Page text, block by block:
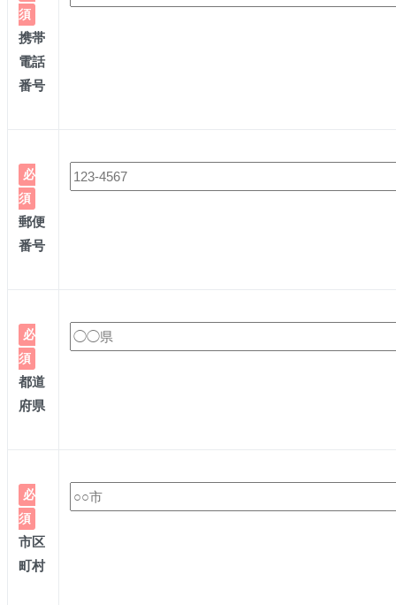
須
携帯
電話
番号
必
須
郵便
番号
必
須
都道
府県
必
須
市区
町村